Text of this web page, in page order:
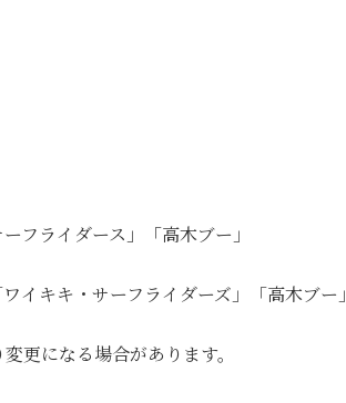
ライダース」「高木ブー」
キキ・サーフライダーズ」「高木ブー」
更になる場合があります。